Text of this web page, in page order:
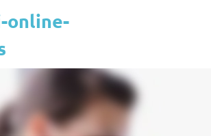
online-